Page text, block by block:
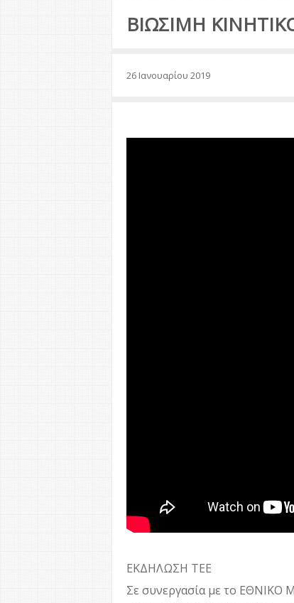
ΒΙΩΣΙΜΗ
26 Ιανουαρίου 2019
ΕΚΔΗΛΩΣΗ ΤΕΕ
Σε συνεργασία με το ΕΘΝΙΚΟ